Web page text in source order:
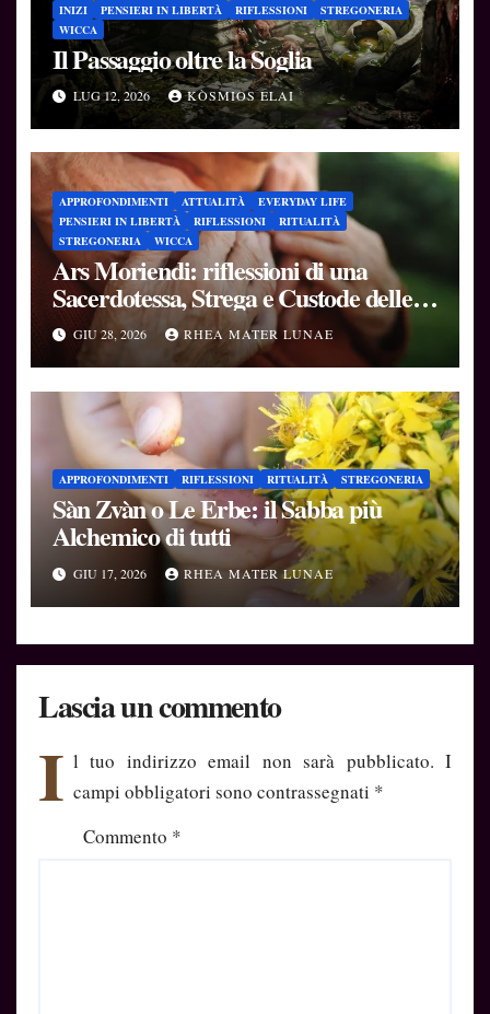
INIZI PENSIERI IN LIBERTÀ RIFLESSIONI
STREGONERIA
WICCA
Il Passaggio oltre la Soglia
LUG 12, 2026 KÒSMIOS ELAI
APPROFONDIMENTI ATTUALITÀ
EVERYDAY LIFE
PENSIERI IN LIBERTÀ
RIFLESSIONI
RITUALITÀ
STREGONERIA
WICCA
Ars Moriendi: riflessioni di una
Sacerdotessa, Strega e Custode delle
Soglie
GIU 28, 2026 RHEA MATER LUNAE
APPROFONDIMENTI RIFLESSIONI RITUALITÀ STREGONERIA
Sàn Zvàn o Le Erbe: il Sabba più
Alchemico di tutti
GIU 17, 2026 RHEA MATER LUNAE
Lascia un commento
I l tuo indirizzo email non sarà pubblicato. I
campi obbligatori sono contrassegnati *
Commento *